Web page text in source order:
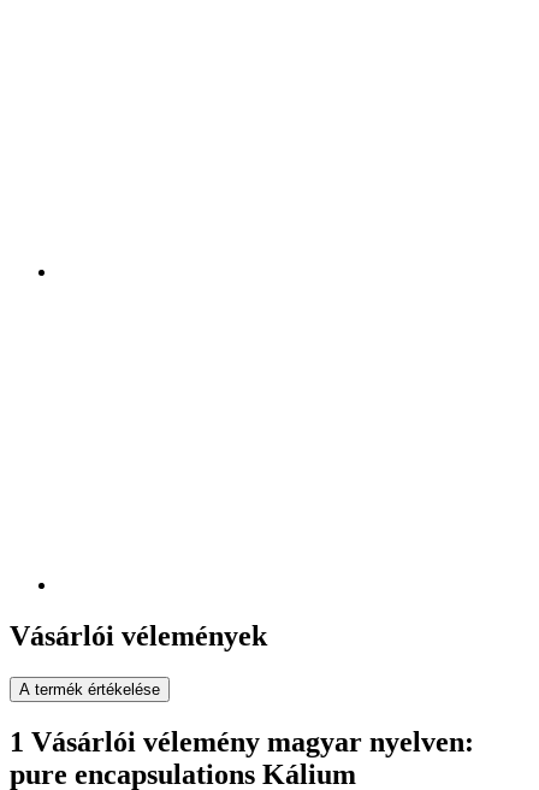
Vásárlói vélemények
A termék értékelése
1 Vásárlói vélemény magyar nyelven:
pure encapsulations Kálium